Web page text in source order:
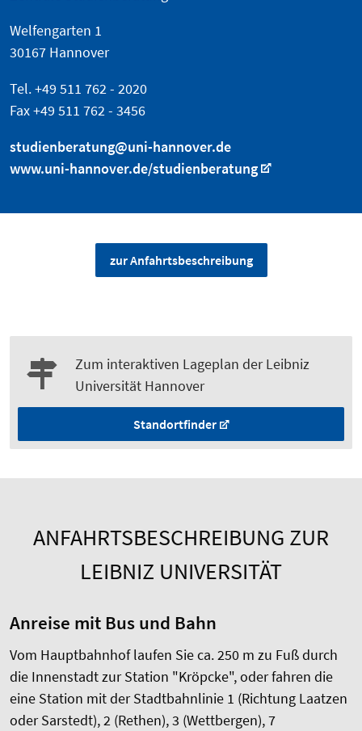
Welfengarten 1
30167 Hannover
Tel. +49 511 762 - 2020
Fax +49 511 762 - 3456
studienberatung@uni-hannover.de
www.uni-hannover.de/studienberatung
zur Anfahrtsbeschreibung
Zum interaktiven Lageplan der Leibniz
Universität Hannover
Standortfinder
ANFAHRTSBESCHREIBUNG ZUR
LEIBNIZ UNIVERSITÄT
Anreise mit Bus und Bahn
Vom Hauptbahnhof laufen Sie ca. 250 m zu Fuß durch
die Innenstadt zur Station "Kröpcke", oder fahren die
eine Station mit der Stadtbahnlinie 1 (Richtung Laatzen
oder Sarstedt), 2 (Rethen), 3 (Wettbergen), 7